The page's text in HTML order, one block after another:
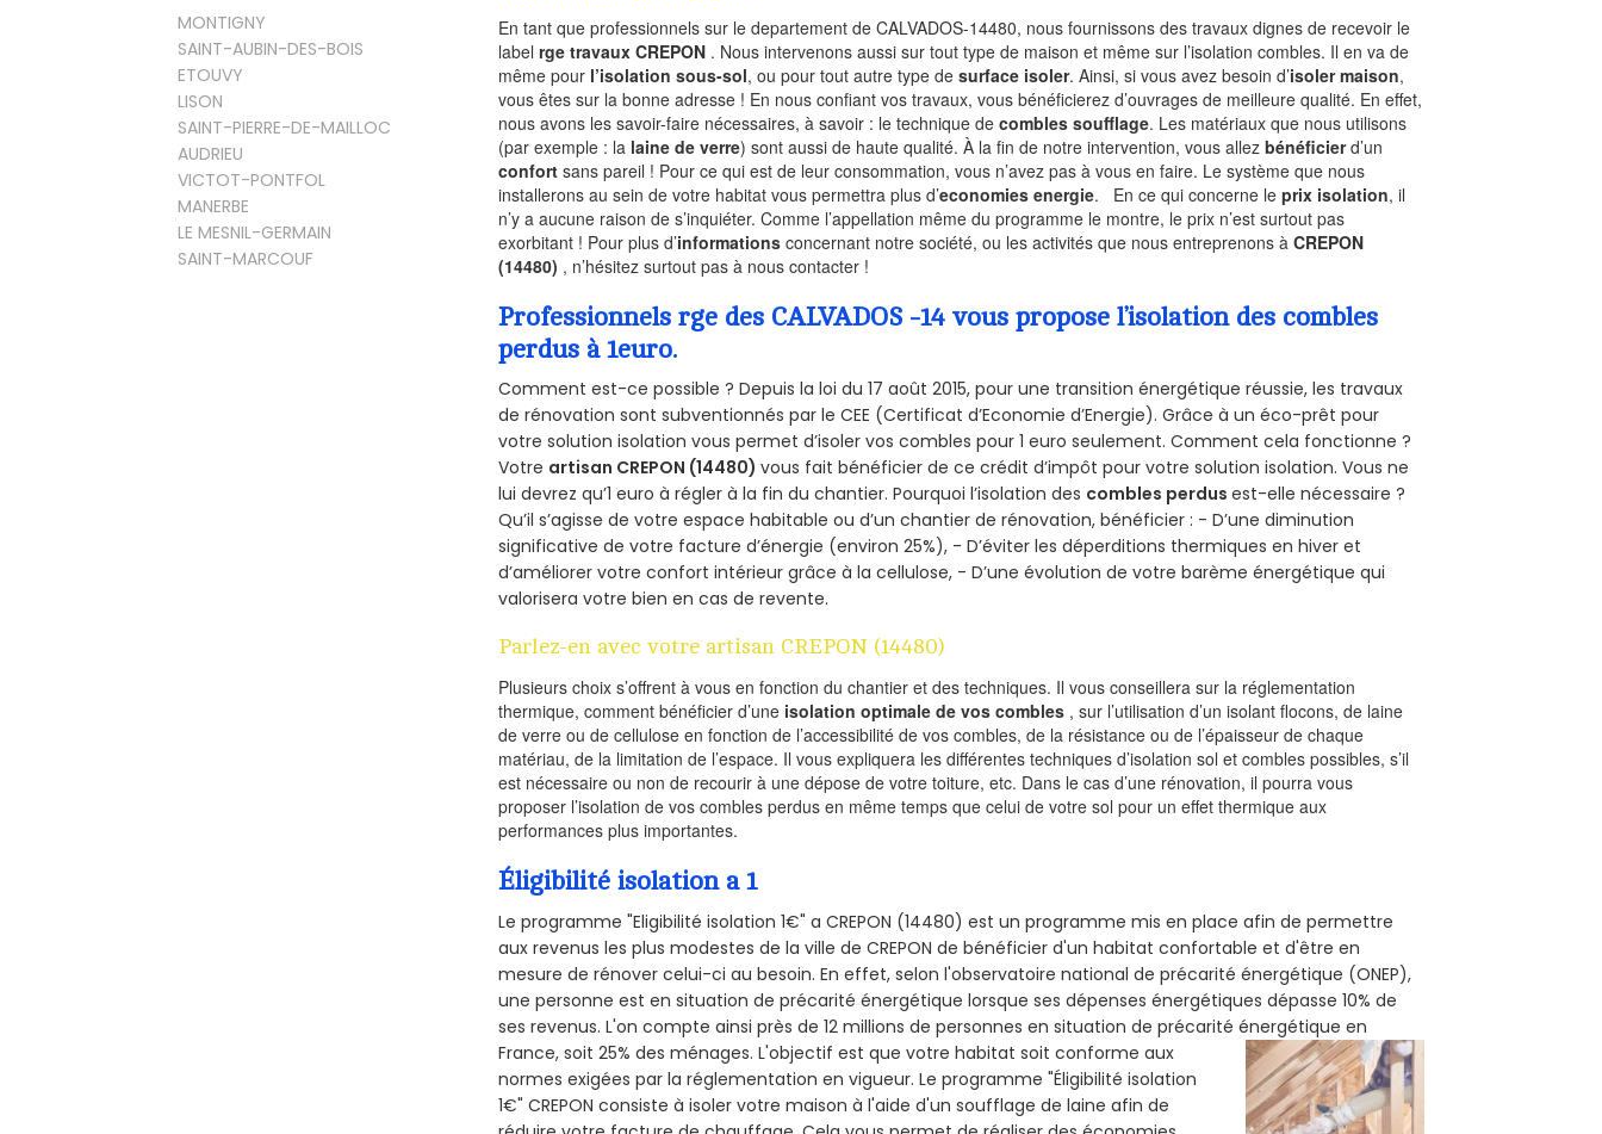
MONTIGNY
SAINT-AUBIN-DES-BOIS
ETOUVY
LISON
SAINT-PIERRE-DE-MAILLOC
AUDRIEU
VICTOT-PONTFOL
MANERBE
LE MESNIL-GERMAIN
SAINT-MARCOUF
En tant que professionnels sur le departement de CALVADOS-14480, nous fournissons des travaux dignes de recevoir le
labelrge travaux CREPON . Nous intervenons aussi sur tout type de maison et même sur l’isolation combles. Il en va de
même pour l’isolation sous-sol, ou pour tout autre type desurface isoler. Ainsi, si vous avez besoin d’isoler maison,
vous êtes sur la bonne adresse ! En nous confiant vos travaux, vous bénéficierez d’ouvrages de meilleure qualité. En effet,
nous avons les savoir-faire nécessaires, à savoir : le technique decombles soufflage. Les matériaux que nous utilisons
(par exemple : la laine de verre) sont aussi de haute qualité. À la fin de notre intervention, vous allezbénéficierd’un
confort sans pareil ! Pour ce qui est de leur consommation, vous n’avez pas à vous en faire. Le système que nous
installerons au sein de votre habitat vous permettra plus d’economies energie. En ce qui concerne leprix isolation, il
n’y a aucune raison de s’inquiéter. Comme l’appellation même du programme le montre, le prix n’est surtout pas
exorbitant ! Pour plus d’informations concernant notre société, ou les activités que nous entreprenons àCREPON
(14480) , n’hésitez surtout pas à nous contacter !
Professionnels rge des CALVADOS -14 vous propose l’isolation des combles
perdus à 1euro.
Comment est-ce possible ? Depuis la loi du 17 août 2015, pour une transition énergétique réussie, les travaux
de rénovation sont subventionnés par le CEE (Certificat d’Economie d’Energie). Grâce à un éco-prêt pour
votre solution isolation vous permet d’isoler vos combles pour 1 euro seulement. Comment cela fonctionne ?
Votre artisan CREPON (14480)vous fait bénéficier de ce crédit d’impôt pour votre solution isolation. Vous ne
lui devrez qu’1 euro à régler à la fin du chantier. Pourquoi l’isolation des combles perdusest-elle nécessaire ?
Qu’il s’agisse de votre espace habitable ou d’un chantier de rénovation, bénéficier : - D’une diminution
significative de votre facture d’énergie (environ 25%), - D’éviter les déperditions thermiques en hiver et
d’améliorer votre confort intérieur grâce à la cellulose, - D’une évolution de votre barème énergétique qui
valorisera votre bien en cas de revente.
Parlez-en avec votre artisan CREPON (14480)
Plusieurs choix s’offrent à vous en fonction du chantier et des techniques. Il vous conseillera sur la réglementation
thermique, comment bénéficier d’une isolation optimale de vos combles , sur l’utilisation d’un isolant flocons, de laine
de verre ou de cellulose en fonction de l’accessibilité de vos combles, de la résistance ou de l’épaisseur de chaque
matériau, de la limitation de l’espace. Il vous expliquera les différentes techniques d’isolation sol et combles possibles, s’il
est nécessaire ou non de recourir à une dépose de votre toiture, etc. Dans le cas d’une rénovation, il pourra vous
proposer l’isolation de vos combles perdus en même temps que celui de votre sol pour un effet thermique aux
performances plus importantes.
Éligibilité isolation a 1
Le programme "Eligibilité isolation 1€" a CREPON (14480) est un programme mis en place afin de permettre
aux revenus les plus modestes de la ville de CREPON de bénéficier d'un habitat confortable et d'être en
mesure de rénover celui-ci au besoin. En effet, selon l'observatoire national de précarité énergétique (ONEP),
une personne est en situation de précarité énergétique lorsque ses dépenses énergétiques dépasse 10% de
ses revenus. L'on compte ainsi près de 12 millions de personnes en situation de précarité énergétique en
France, soit 25% des ménages.L'objectif est que votre habitat soit conforme aux
normes exigées par la réglementation en vigueur. Le programme "Éligibilité isolation
1€" CREPON consiste à isoler votre maison à l'aide d'un soufflage de laine afin de